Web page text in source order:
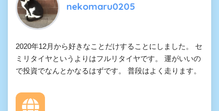
nekomaru0205
2020年12月から好きなことだけすることにしました。 セ
ミリタイヤというよりはフルリタイヤです。 運がいいの
で投資でなんとかなるはずです。 普段はよく走ります。